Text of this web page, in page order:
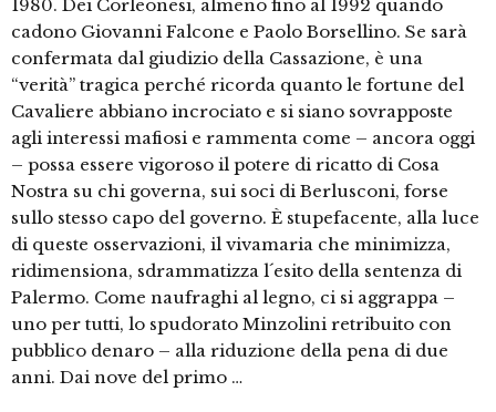
1980. Dei Corleonesi, almeno fino al 1992 quando
cadono Giovanni Falcone e Paolo Borsellino. Se sarà
confermata dal giudizio della Cassazione, è una
“verità” tragica perché ricorda quanto le fortune del
Cavaliere abbiano incrociato e si siano sovrapposte
agli interessi mafiosi e rammenta come – ancora oggi
– possa essere vigoroso il potere di ricatto di Cosa
Nostra su chi governa, sui soci di Berlusconi, forse
sullo stesso capo del governo. È stupefacente, alla luce
di queste osservazioni, il vivamaria che minimizza,
ridimensiona, sdrammatizza l´esito della sentenza di
Palermo. Come naufraghi al legno, ci si aggrappa –
uno per tutti, lo spudorato Minzolini retribuito con
pubblico denaro – alla riduzione della pena di due
anni. Dai nove del primo …